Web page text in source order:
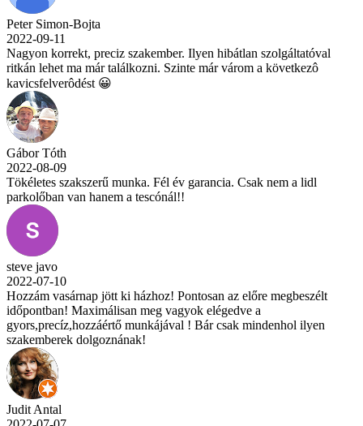
Peter Simon-Bojta
2022-09-11
Nagyon korrekt, preciz szakember. Ilyen hibátlan szolgáltatóval
ritkán lehet ma már találkozni. Szinte már várom a következô
kavicsfelverôdést 😀
Gábor Tóth
2022-08-09
Tökéletes szakszerű munka. Fél év garancia. Csak nem a lidl
parkolőban van hanem a tescónál!!
steve javo
2022-07-10
Hozzám vasárnap jött ki házhoz! Pontosan az előre megbeszélt
időpontban! Maximálisan meg vagyok elégedve a
gyors,precíz,hozzáértő munkájával ! Bár csak mindenhol ilyen
szakemberek dolgoznának!
Judit Antal